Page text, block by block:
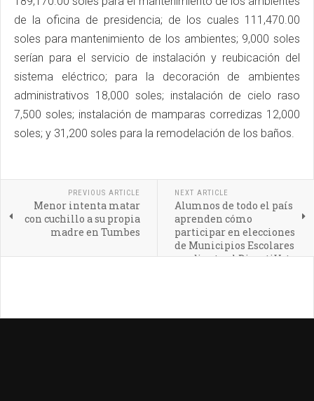
de la oficina de presidencia; de los cuales 111,470.00
soles para mantenimiento de los ambientes; 9,000 soles
serían para el servicio de instalación y reubicación del
sistema eléctrico; para la decoración de ambientes
administrativos 18,000 soles; instalación de cielo raso
7,500 soles; instalación de mamparas corredizas 12,000
soles; y 31,200 soles para la remodelación de los baños.
PREVIOUS ARTICLE
Menor intenta matar
con cuchillo a su propia
madre en Tumbes
NEXT ARTICLE
Alumnos de todo el país
aprenden cómo
participar en elecciones
de Municipios Escolares
mediante el DivertiVoto